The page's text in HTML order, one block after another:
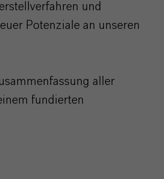
und
Potenziale an unseren
aller
fundierten